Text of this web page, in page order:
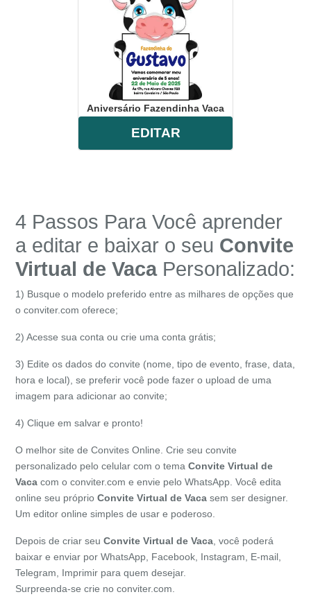
animais cachorro
comemoração celebração
personalizado,whatsapp,infantil
Aniversário Fazendinha Vaca
EDITAR
4 Passos Para Você aprender
a editar e baixar o seu Convite
Virtual deVacaPersonalizado:
1) Busque o modelo preferido entre as milhares de opções que
o conviter.com oferece;
2) Acesse sua conta ou crie uma conta grátis;
3) Edite os dados do convite (nome, tipo de evento, frase, data,
hora e local), se preferir você pode fazer o upload de uma
imagem para adicionar ao convite;
4) Clique em salvar e pronto!
O melhor site de Convites Online. Crie seu convite
personalizado pelo celular com o temaConvite Virtual de
Vaca com o conviter.com e envie pelo WhatsApp. Você edita
online seu próprioConvite Virtual deVaca sem ser designer.
Um editor online simples de usar e poderoso.
Depois de criar seuConvite Virtual deVaca, você poderá
baixar e enviar por WhatsApp, Facebook, Instagram, E-mail,
Telegram, Imprimir para quem desejar.
Surpreenda-se crie no conviter.com.